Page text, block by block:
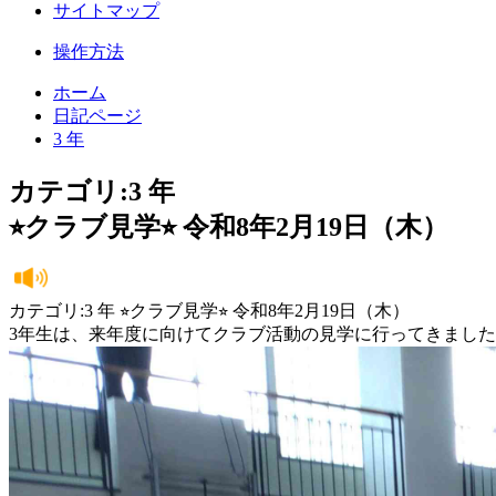
サイトマップ
操作方法
ホーム
日記ページ
3 年
カテゴリ:3 年
⭐︎クラブ見学⭐︎ 令和8年2月19日（木）
カテゴリ:3 年 ⭐︎クラブ見学⭐︎ 令和8年2月19日（木）
3年生は、来年度に向けてクラブ活動の見学に行ってきまし